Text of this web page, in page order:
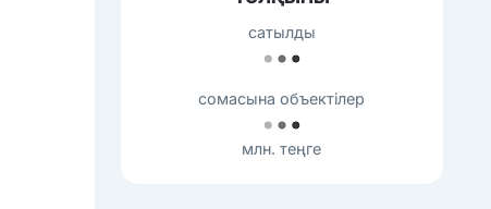
сатылды
сомасына объектілер
млн. теңге